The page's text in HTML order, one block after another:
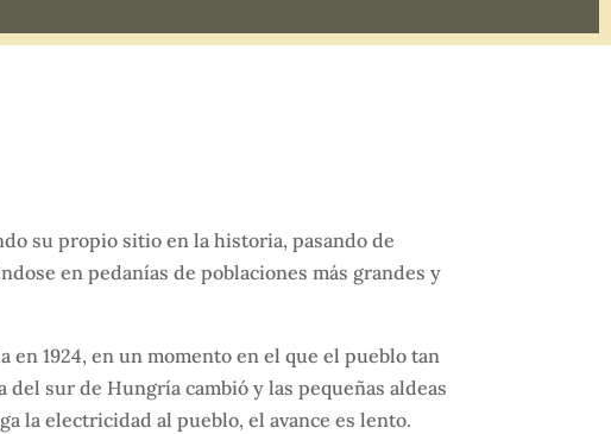
su propio sitio en la historia, pasando de
en pedanías de poblaciones más grandes y
1924, en un momento en el que el pueblo tan
del sur de Hungría cambió y las pequeñas aldeas
la electricidad al pueblo, el avance es lento.